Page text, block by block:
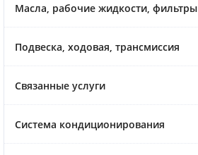
Масла, рабочие жидкости, фильтры
Подвеска, ходовая, трансмиссия
Связанные услуги
Система кондиционирования